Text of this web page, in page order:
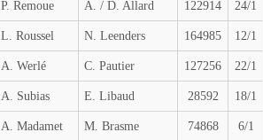
P. Remoue A. / D. Allard 122914 24/1
L. Roussel N. Leenders 164985 12/1
A. Werlé C. Pautier 127256 22/1
A. Subias E. Libaud 28592 18/1
A. Madamet M. Brasme 74868 6/1